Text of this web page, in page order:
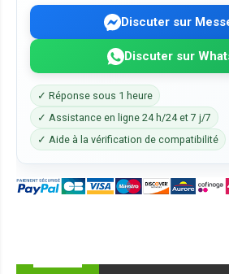
Discuter sur
Discuter sur
✓ Réponse sous 1 heure
✓ Assistance en ligne 24 h/24 et 7 j/7
✓ Aide à la vérification de compatibilité